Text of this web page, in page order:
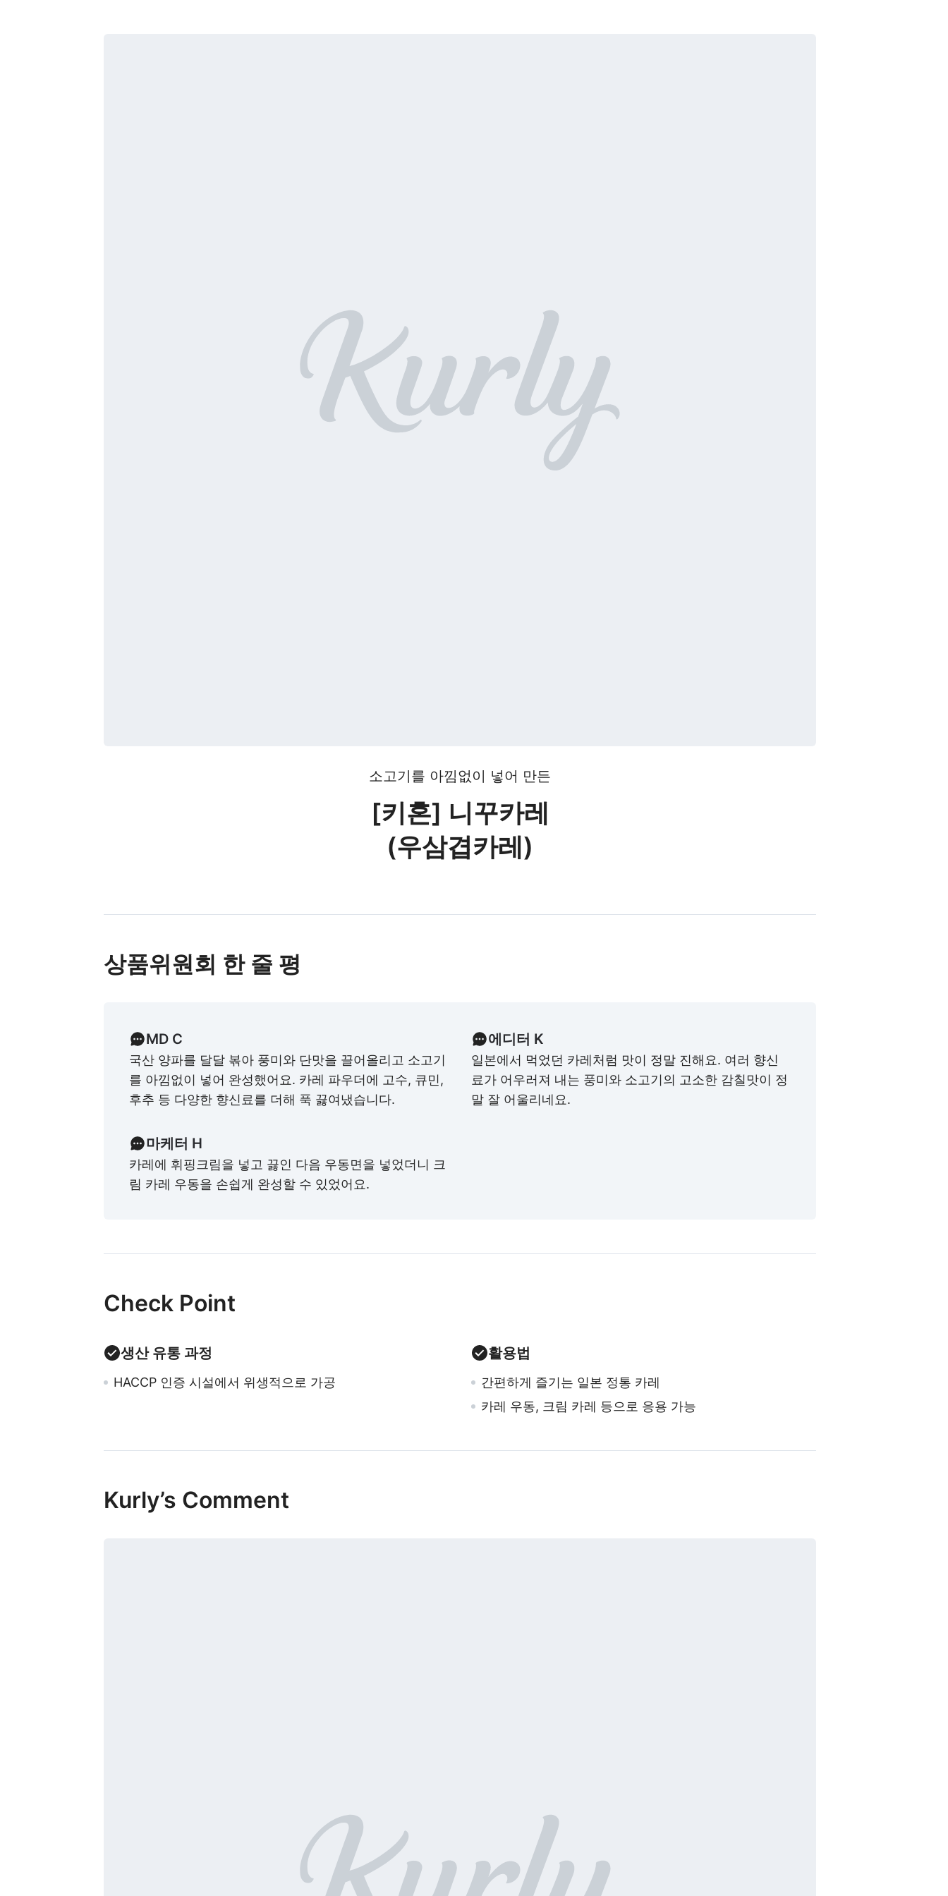
소고기를 아낌없이 넣어 만든
[키혼] 니꾸카레
(우삼겹카레)
상품위원회 한 줄 평
MD C
국산 양파를 달달 볶아 풍미와 단맛을 끌어올리고 소고기
를 아낌없이 넣어 완성했어요. 카레 파우더에 고수, 큐민,
후추 등 다양한 향신료를 더해 푹 끓여냈습니다.
에디터 K
일본에서 먹었던 카레처럼 맛이 정말 진해요. 여러 향신
료가 어우러져 내는 풍미와 소고기의 고소한 감칠맛이 정
말 잘 어울리네요.
마케터 H
카레에 휘핑크림을 넣고 끓인 다음 우동면을 넣었더니 크
림 카레 우동을 손쉽게 완성할 수 있었어요.
Check Point
생산 유통 과정
HACCP 인증 시설에서 위생적으로 가공
활용법
간편하게 즐기는 일본 정통 카레
카레 우동, 크림 카레 등으로 응용 가능
Kurly’s Comment